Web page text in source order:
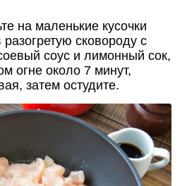
на маленькие кусочки
сковороду с
соус и лимонный сок,
огне около 7 минут,
затем остудите.